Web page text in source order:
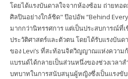
โดยได้แรงบันดาลใจจากห้องซ้อม ถ่ายทอ
ศิลปินอย่างใกล้ชิด" ป๊อปอัพ “Behind Every Original” ถูกออกแบบให้เป็น
มากกว่านิทรรศการ แต่เป็นประสบการณ์ที่
ประวัติศาสตร์และตัวตน โดยได้รับแรงบัน
ของ Levi’s ที่สะท้อนจิตวิญญาณแห่งความ
แบรนด์ได้กลายเป็นส่วนหนึ่งของช่วงเวล
บทบาทในการสนับสนุนผู้หญิงซึ่งเป็นแรงขั